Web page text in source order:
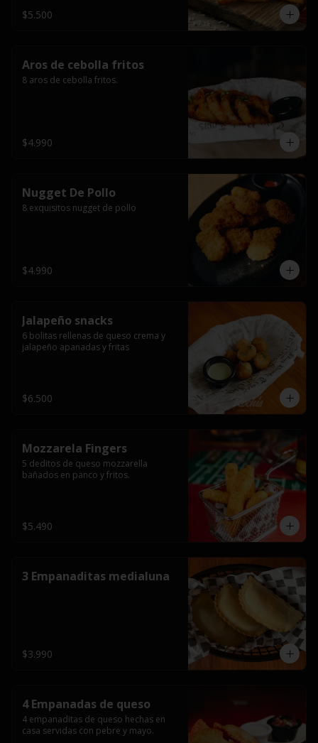
$5.500
Aros de cebolla fritos
8 aros de cebolla fritos.
$4.990
Nugget De Pollo
8 exquisitos nugget de pollo
$4.990
Jalapeño snacks
6 bolitas rellenas de queso crema y
jalapeño apanadas y fritas
$6.500
Mozzarela Fingers
5 deditos de queso mozzarella
bañados en panco y fritos.
$5.490
3 Empanaditas medialuna
$3.990
4 Empanadas de queso
4 empanaditas de queso hechas en
casa servidas con pebre y mayo.